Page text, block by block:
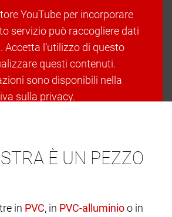
YouTube per incorporare
servizio può raccogliere dati
Accetta l’utilizzo di questo
questi contenuti.
sono disponibili nella
sulla privacy.
È UN PEZZO
in , in
o in